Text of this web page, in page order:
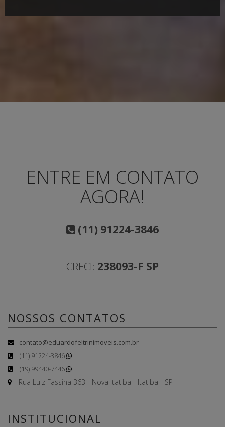
ENTRE EM CONTATO
AGORA!
(11) 91224-3846
CRECI: 238093-F SP
NOSSOS CONTATOS
contato@eduardofeltrinimoveis.com.br
(11) 91224-3846
(19) 99440-7446
Rua Luiz Fassina 363 - Nova Itatiba - Itatiba - SP
INSTITUCIONAL